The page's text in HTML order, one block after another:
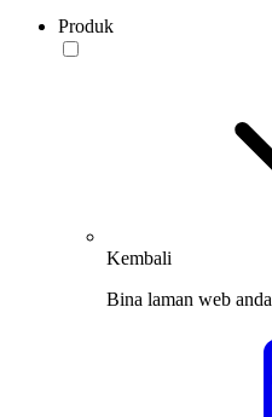
Produk
Kembali
Bina laman web anda